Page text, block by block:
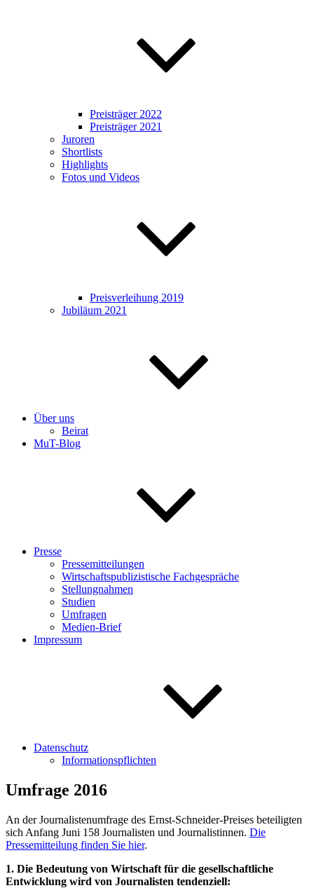
Preisträger 2022
Preisträger 2021
Juroren
Shortlists
Highlights
Fotos und Videos
Preisverleihung 2019
Jubiläum 2021
Über uns
Beirat
MuT-Blog
Presse
Pressemitteilungen
Wirtschaftspublizistische Fachgespräche
Stellungnahmen
Studien
Umfragen
Medien-Brief
Impressum
Datenschutz
Informationspflichten
Umfrage 2016
An der Journalistenumfrage des Ernst-Schneider-Preises beteiligten
sich Anfang Juni 158 Journalisten und Journalistinnen. Die
Pressemitteilung finden Sie hier.
1. Die Bedeutung von Wirtschaft für die gesellschaftliche
Entwicklung wird von Journalisten tendenziell: